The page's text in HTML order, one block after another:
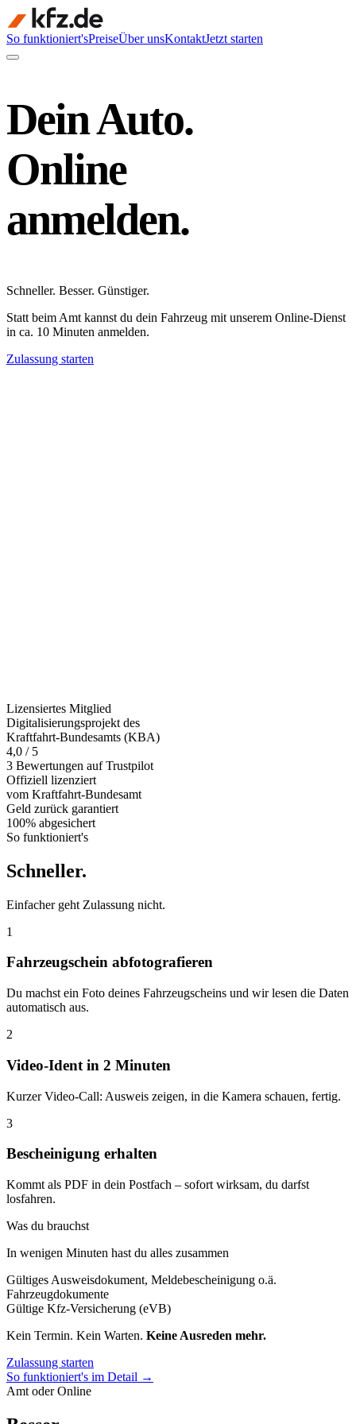
So funktioniert'sPreiseÜber unsKontaktJetzt starten
Dein Auto.
Online
anmelden.
Schneller. Besser. Günstiger.
Statt beim Amt kannst du dein Fahrzeug mit unserem Online-Dienst
in ca. 10 Minuten anmelden.
Zulassung starten
Lizensiertes Mitglied
Digitalisierungsprojekt des
Kraftfahrt-Bundesamts (KBA)
4,0 / 5
3 Bewertungen auf Trustpilot
Offiziell lizenziert
vom Kraftfahrt-Bundesamt
Geld zurück garantiert
100% abgesichert
So funktioniert's
Schneller.
Einfacher geht Zulassung nicht.
1
Fahrzeugschein abfotografieren
Du machst ein Foto deines Fahrzeugscheins und wir lesen die Daten
automatisch aus.
2
Video-Ident in 2 Minuten
Kurzer Video-Call: Ausweis zeigen, in die Kamera schauen, fertig.
3
Bescheinigung erhalten
Kommt als PDF in dein Postfach – sofort wirksam, du darfst
losfahren.
Was du brauchst
In wenigen Minuten hast du alles zusammen
Gültiges Ausweisdokument, Meldebescheinigung o.ä.
Fahrzeugdokumente
Gültige Kfz-Versicherung (eVB)
Kein Termin. Kein Warten. Keine Ausreden mehr.
Zulassung starten
So funktioniert's im Detail →
Amt oder Online